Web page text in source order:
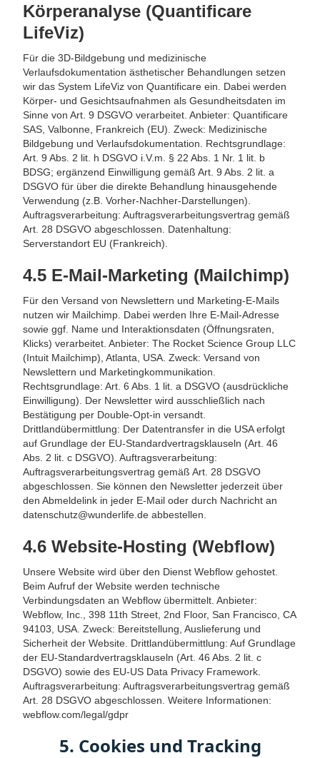
Körperanalyse (Quantificare
LifeViz)
Für die 3D-Bildgebung und medizinische
Verlaufsdokumentation ästhetischer Behandlungen setzen
wir das System LifeViz von Quantificare ein. Dabei werden
Körper- und Gesichtsaufnahmen als Gesundheitsdaten im
Sinne von Art. 9 DSGVO verarbeitet. Anbieter: Quantificare
SAS, Valbonne, Frankreich (EU). Zweck: Medizinische
Bildgebung und Verlaufsdokumentation. Rechtsgrundlage:
Art. 9 Abs. 2 lit. h DSGVO i.V.m. § 22 Abs. 1 Nr. 1 lit. b
BDSG; ergänzend Einwilligung gemäß Art. 9 Abs. 2 lit. a
DSGVO für über die direkte Behandlung hinausgehende
Verwendung (z.B. Vorher-Nachher-Darstellungen).
Auftragsverarbeitung: Auftragsverarbeitungsvertrag gemäß
Art. 28 DSGVO abgeschlossen. Datenhaltung:
Serverstandort EU (Frankreich).
4.5 E-Mail-Marketing (Mailchimp)
Für den Versand von Newslettern und Marketing-E-Mails
nutzen wir Mailchimp. Dabei werden Ihre E-Mail-Adresse
sowie ggf. Name und Interaktionsdaten (Öffnungsraten,
Klicks) verarbeitet. Anbieter: The Rocket Science Group LLC
(Intuit Mailchimp), Atlanta, USA. Zweck: Versand von
Newslettern und Marketingkommunikation.
Rechtsgrundlage: Art. 6 Abs. 1 lit. a DSGVO (ausdrückliche
Einwilligung). Der Newsletter wird ausschließlich nach
Bestätigung per Double-Opt-in versandt.
Drittlandübermittlung: Der Datentransfer in die USA erfolgt
auf Grundlage der EU-Standardvertragsklauseln (Art. 46
Abs. 2 lit. c DSGVO). Auftragsverarbeitung:
Auftragsverarbeitungsvertrag gemäß Art. 28 DSGVO
abgeschlossen. Sie können den Newsletter jederzeit über
den Abmeldelink in jeder E-Mail oder durch Nachricht an
datenschutz@wunderlife.de abbestellen.
4.6 Website-Hosting (Webflow)
Unsere Website wird über den Dienst Webflow gehostet.
Beim Aufruf der Website werden technische
Verbindungsdaten an Webflow übermittelt. Anbieter:
Webflow, Inc., 398 11th Street, 2nd Floor, San Francisco, CA
94103, USA. Zweck: Bereitstellung, Auslieferung und
Sicherheit der Website. Drittlandübermittlung: Auf Grundlage
der EU-Standardvertragsklauseln (Art. 46 Abs. 2 lit. c
DSGVO) sowie des EU-US Data Privacy Framework.
Auftragsverarbeitung: Auftragsverarbeitungsvertrag gemäß
Art. 28 DSGVO abgeschlossen. Weitere Informationen:
webflow.com/legal/gdpr
5. Cookies und Tracking